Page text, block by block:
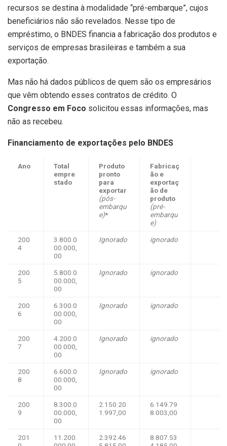
recursos se destina à modalidade “pré-embarque”, cujos
beneficiários não são revelados. Nesse tipo de
empréstimo, o BNDES financia a fabricação dos produtos e
serviços de empresas brasileiras e também a sua
exportação.
Mas não há dados públicos de quem são os empresários
que vêm obtendo esses contratos de crédito. O
Congresso em Foco solicitou essas informações, mas
não as recebeu.
Financiamento de exportações pelo BNDES
Ano
Total
empre
stado
Produto
pronto
para
exportar
(pós-
embarqu
e)*
Fabricaç
ão e
exportaç
ão de
produto
(pré-
embarqu
e)
200
4
3.800.0
00.000,
00
Ignorado ignorado
200
5
5.800.0
00.000,
00
Ignorado ignorado
200
6
6.300.0
00.000,
00
Ignorado ignorado
200
7
4.200.0
00.000,
00
Ignorado ignorado
200
8
6.600.0
00.000,
00
Ignorado ignorado
200
9
8.300.0
00.000,
00
2.150.20
1.997,00
6.149.79
8.003,00
201
11.200.
2.392.46
8.807.53